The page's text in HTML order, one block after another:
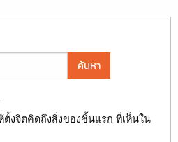
ค้นหา
ตั้งจิตคิดถึงสิ่งของชิ้นแรก ที่เห็นใน